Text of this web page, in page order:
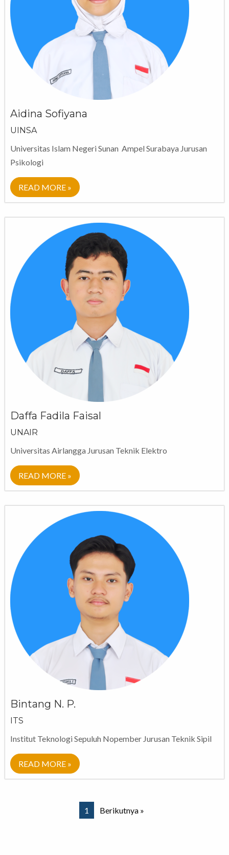
Aidina Sofiyana
UINSA
Universitas Islam Negeri Sunan Ampel Surabaya Jurusan
Psikologi
READ MORE »
Daffa Fadila Faisal
UNAIR
Universitas Airlangga Jurusan Teknik Elektro
READ MORE »
Bintang N. P.
ITS
Institut Teknologi Sepuluh Nopember Jurusan Teknik Sipil
READ MORE »
1 Berikutnya »